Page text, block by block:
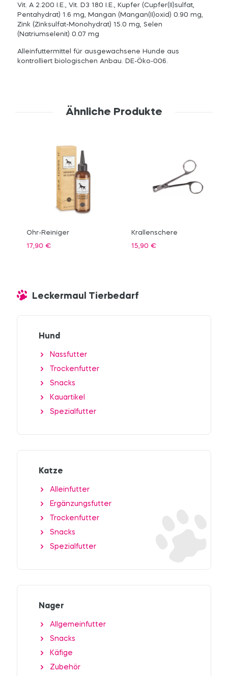
Vit. A 2.200 I.E., Vit. D3 180 I.E., Kupfer (Cupfer(II)sulfat,
Pentahydrat) 1.6 mg, Mangan (Mangan(II)oxid) 0.90 mg,
Zink (Zinksulfat-Monohydrat) 15.0 mg, Selen
(Natriumselenit) 0.07 mg
Alleinfuttermittel für ausgewachsene Hunde aus
kontrolliert biologischen Anbau. DE-Öko-006.
Ähnliche Produkte
Ohr-Reiniger
17,90€
Krallenschere
15,90€
Leckermaul Tierbedarf
Hund
Nassfutter
Trockenfutter
Snacks
Kauartikel
Spezialfutter
Katze
Alleinfutter
Ergänzungsfutter
Trockenfutter
Snacks
Spezialfutter
Nager
Allgemeinfutter
Snacks
Käfige
Zubehör